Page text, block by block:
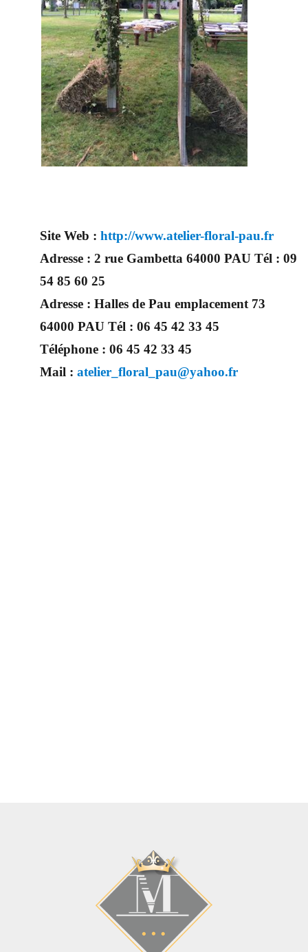
Site Web : http://www.atelier-floral-pau.fr
Adresse : 2 rue Gambetta 64000 PAU Tél : 09
54 85 60 25
Adresse : Halles de Pau emplacement 73
64000 PAU Tél : 06 45 42 33 45
Téléphone : 06 45 42 33 45
Mail : atelier_floral_pau@yahoo.fr